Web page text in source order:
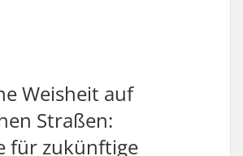
Weisheit auf
Straßen:
für zukünftige